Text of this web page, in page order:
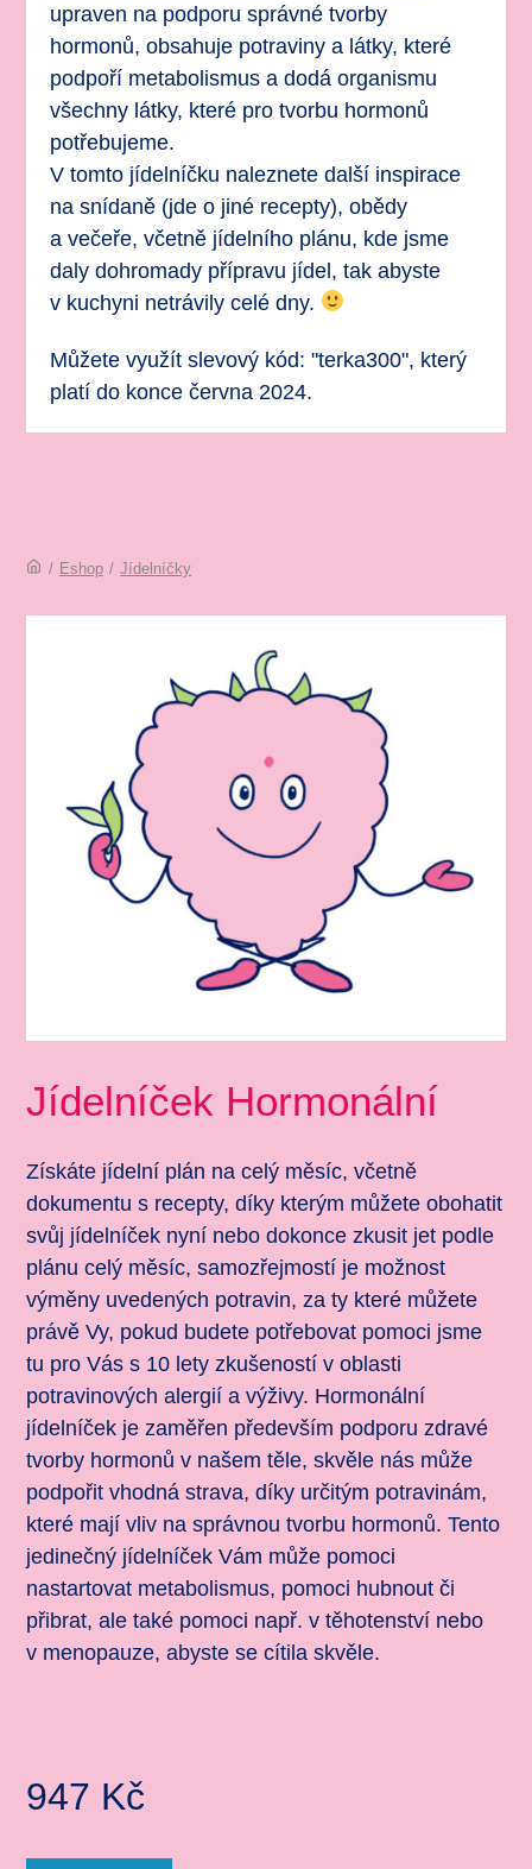
upraven na podporu správné tvorby
hormonů, obsahuje potraviny a látky, které
podpoří metabolismus a dodá organismu
všechny látky, které pro tvorbu hormonů
potřebujeme.
V tomto jídelníčku naleznete další inspirace
na snídaně (jde o jiné recepty), obědy
a večeře, včetně jídelního plánu, kde jsme
daly dohromady přípravu jídel, tak abyste
v kuchyni netrávily celé dny.
Můžete využít slevový kód: "terka300", který
platí do konce června 2024.
/ Eshop / Jídelníčky
Jídelníček Hormonální
Získáte jídelní plán na celý měsíc, včetně
dokumentu s recepty, díky kterým můžete obohatit
svůj jídelníček nyní nebo dokonce zkusit jet podle
plánu celý měsíc, samozřejmostí je možnost
výměny uvedených potravin, za ty které můžete
právě Vy, pokud budete potřebovat pomoci jsme
tu pro Vás s 10 lety zkušeností v oblasti
potravinových alergií a výživy. Hormonální
jídelníček je zaměřen především podporu zdravé
tvorby hormonů v našem těle, skvěle nás může
podpořit vhodná strava, díky určitým potravinám,
které mají vliv na správnou tvorbu hormonů. Tento
jedinečný jídelníček Vám může pomoci
nastartovat metabolismus, pomoci hubnout či
přibrat, ale také pomoci např. v těhotenství nebo
v menopauze, abyste se cítila skvěle.
947 Kč